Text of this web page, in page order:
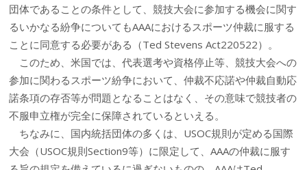
団体であることの条件として、競技大会に参加する機会に関す
るいかなる紛争についてもAAAにおけるスポーツ仲裁に服する
ことに同意する必要がある（Ted Stevens Act220522）。
このため、米国では、代表選考や資格停止等、競技大会への
参加に関わるスポーツ紛争において、仲裁不応諾や仲裁自動応
諾条項の存否等が問題となることはなく、その意味で競技者の
不服申立権が完全に保障されているといえる。
ちなみに、国内統括団体の多くは、USOC規則が定める国際
大会（USOC規則Section9等）に限定して、AAAの仲裁に服す